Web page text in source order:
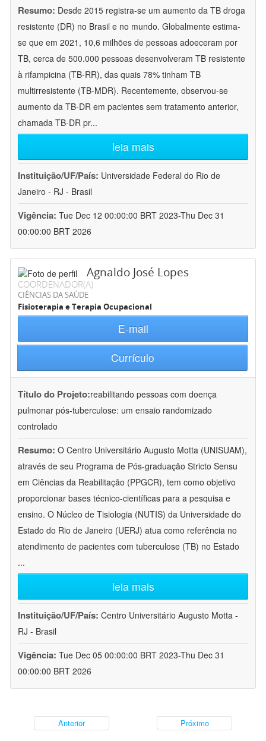
Resumo: Desde 2015 registra-se um aumento da TB droga
resistente (DR) no Brasil e no mundo. Globalmente estima-
se que em 2021, 10,6 milhões de pessoas adoeceram por
TB, cerca de 500.000 pessoas desenvolveram TB resistente
à rifampicina (TB-RR), das quais 78% tinham TB
multirresistente (TB-MDR). Recentemente, observou-se
aumento da TB-DR em pacientes sem tratamento anterior,
chamada TB-DR pr...
leia mais
Instituição/UF/País: Universidade Federal do Rio de
Janeiro - RJ - Brasil
Vigência: Tue Dec 12 00:00:00 BRT 2023-Thu Dec 31
00:00:00 BRT 2026
Agnaldo José Lopes
COORDENADOR(A)
CIÊNCIAS DA SAÚDE
Fisioterapia e Terapia Ocupacional
E-mail
Currículo
Título do Projeto:reabilitando pessoas com doença
pulmonar pós-tuberculose: um ensaio randomizado
controlado
Resumo: O Centro Universitário Augusto Motta (UNISUAM),
através de seu Programa de Pós-graduação Stricto Sensu
em Ciências da Reabilitação (PPGCR), tem como objetivo
proporcionar bases técnico-científicas para a pesquisa e
ensino. O Núcleo de Tisiologia (NUTIS) da Universidade do
Estado do Rio de Janeiro (UERJ) atua como referência no
atendimento de pacientes com tuberculose (TB) no Estado
...
leia mais
Instituição/UF/País: Centro Universitário Augusto Motta -
RJ - Brasil
Vigência: Tue Dec 05 00:00:00 BRT 2023-Thu Dec 31
00:00:00 BRT 2026
Anterior Próximo